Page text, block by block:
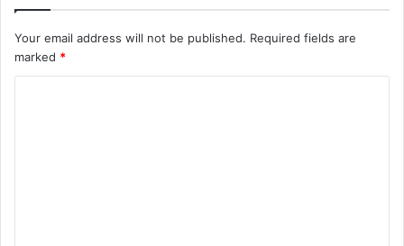
Your email address will not be published. Required fields are
marked *